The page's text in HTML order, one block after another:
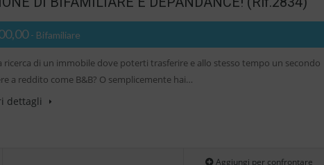
- Bifamiliare
ricerca di un immobile dove poterti trasferire e allo stesso tempo un secondo
a reddito come B&B? O semplicemente hai…
dettagli
Aggiungi per confrontare